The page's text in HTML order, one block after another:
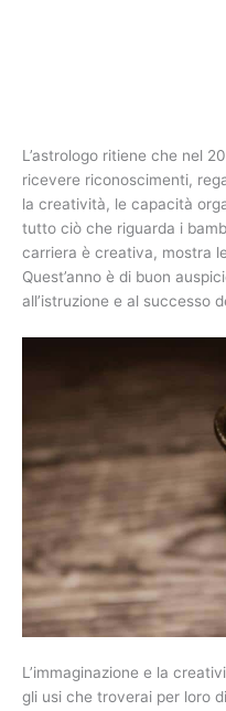
L’astrologo ritiene che nel
ricevere riconoscimenti,
la creatività, le capacità
tutto ciò che riguarda i
carriera è creativa, mostra
Quest’anno è di buon
all’istruzione e al successo
L’immaginazione e la
gli usi che troverai per loro